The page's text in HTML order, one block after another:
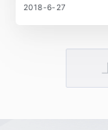
2018-6-27